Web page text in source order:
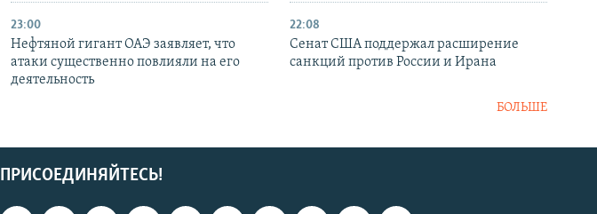
23:00
Нефтяной гигант ОАЭ заявляет, что
атаки существенно повлияли на его
деятельность
22:08
Сенат США поддержал расширение
санкций против России и Ирана
БОЛЬШЕ
ПРИСОЕДИНЯЙТЕСЬ!